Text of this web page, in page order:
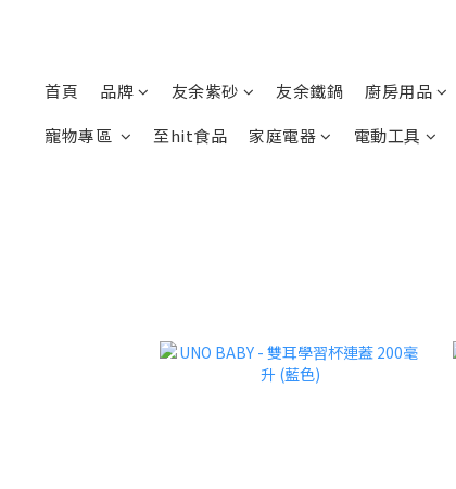
首頁 品牌 友余紫砂 友余鐵鍋 廚房用品
寵物專區
至hit食品 家庭電器 電動工具